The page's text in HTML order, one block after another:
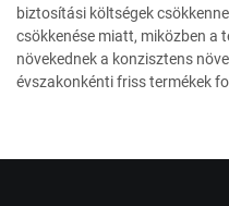
biztosítási költségek
csökkenése miatt, miközben a
növekednek a konzisztens
évszakonkénti friss termékek